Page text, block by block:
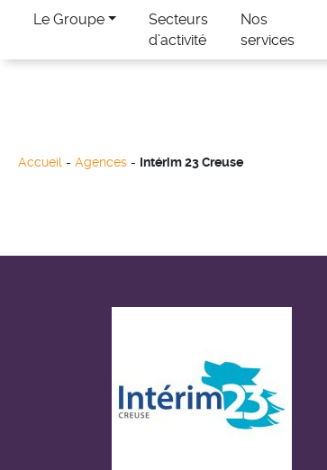
Le Groupe
Secteurs
d’activité
Nos
services
Accueil - Agences - Intérim 23 Creuse